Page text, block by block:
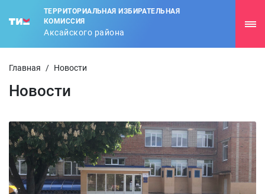
ТЕРРИТОРИАЛЬНАЯ ИЗБИРАТЕЛЬНАЯ
КОМИССИЯ
Аксайского района
Главная / Новости
Новости